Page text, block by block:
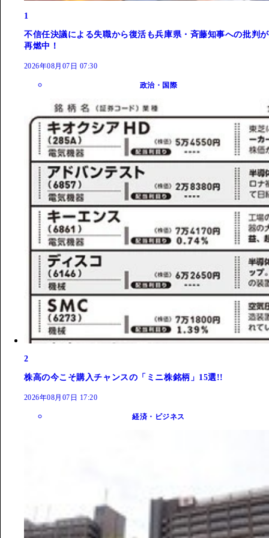
1
不信任決議による失職から復活も兵庫県・斉藤知事への批判が
再燃中！
2026年08月07日 07:30
政治・国際
2
株高の今こそ購入チャンスの「ミニ株銘柄」15選!!
2026年08月07日 17:20
経済・ビジネス